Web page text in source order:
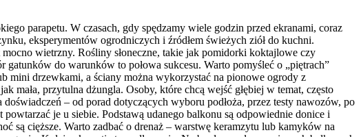
parapetu. W czasach, gdy spędzamy wiele godzin przed ekranami, coraz
eksperymentów ogrodniczych i źródłem świeżych ziół do kuchni.
wietrzny. Rośliny słoneczne, takie jak pomidorki koktajlowe czy
gatunków do warunków to połowa sukcesu. Warto pomyśleć o „piętrach”
mini drzewkami, a ściany można wykorzystać na pionowe ogrody z
mała, przytulna dżungla. Osoby, które chcą wejść głębiej w temat, często
– od porad dotyczących wyboru podłoża, przez testy nawozów, po
je u siebie. Podstawą udanego balkonu są odpowiednie donice i
są cięższe. Warto zadbać o drenaż – warstwę keramzytu lub kamyków na